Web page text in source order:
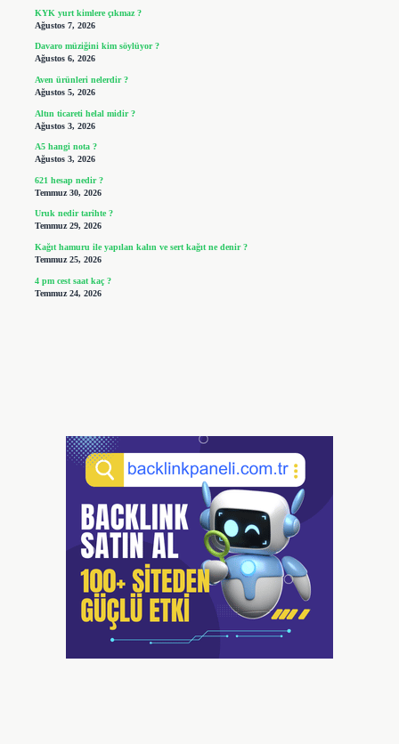
KYK yurt kimlere çıkmaz ?
Ağustos 7, 2026
Davaro müziğini kim söylüyor ?
Ağustos 6, 2026
Aven ürünleri nelerdir ?
Ağustos 5, 2026
Altın ticareti helal midir ?
Ağustos 3, 2026
A5 hangi nota ?
Ağustos 3, 2026
621 hesap nedir ?
Temmuz 30, 2026
Uruk nedir tarihte ?
Temmuz 29, 2026
Kağıt hamuru ile yapılan kalın ve sert kağıt ne denir ?
Temmuz 25, 2026
4 pm cest saat kaç ?
Temmuz 24, 2026